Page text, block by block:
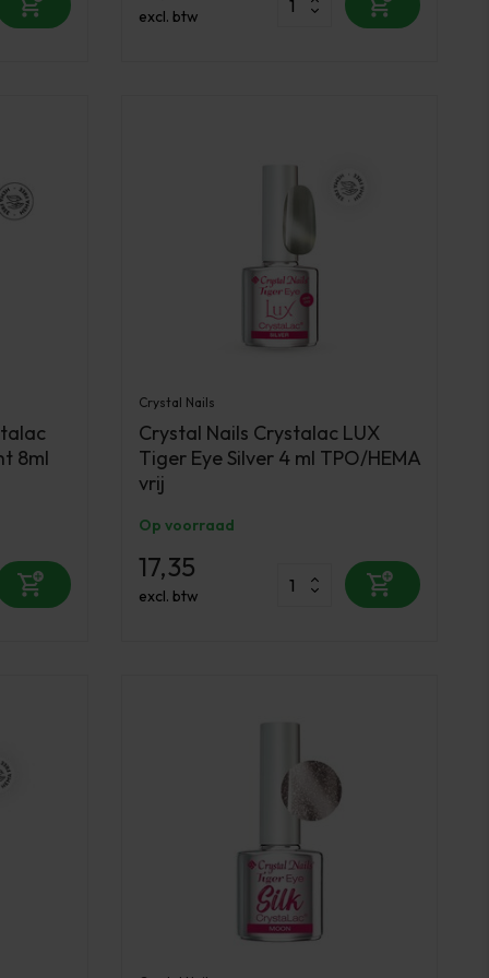
excl. btw
8ml
Crystal Nails
Crystal Nails Crystalac LUX
Tiger Eye Silver 4 ml TPO/HEMA
vrij
Op voorraad
17,35
excl. btw